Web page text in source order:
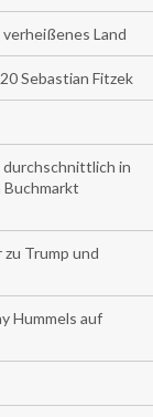
verheißenes Land
Sebastian Fitzek
durchschnittlich in
Trump und
Hummels auf